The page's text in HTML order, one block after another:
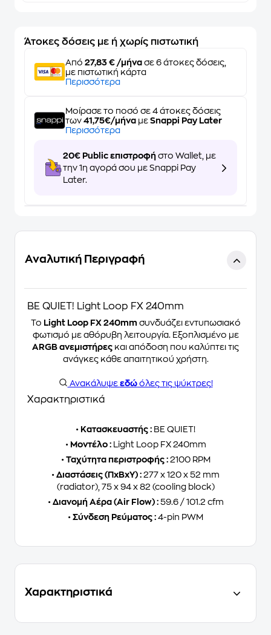
Άτοκες δόσεις με ή χωρίς πιστωτική
Από 27,83 € /μήνα σε 6 άτοκες δόσεις,
με πιστωτική κάρτα
Περισσότερα
Μοίρασε το ποσό σε 4 άτοκες δόσεις
των 41,75€/μήνα με Snappi Pay Later
Περισσότερα
20€ Public επιστροφή στο Wallet, με
την 1η αγορά σου με Snappi Pay
Later.
Αναλυτική Περιγραφή
BE QUIET! Light Loop FX 240mm
Το Light Loop FX 240mm συνδυάζει εντυπωσιακό
φωτισμό με αθόρυβη λειτουργία. Εξοπλισμένο με
ARGB ανεμιστήρες και απόδοση που καλύπτει τις
ανάγκες κάθε απαιτητικού χρήστη.
Ανακάλυψε εδώόλες τις ψύκτρες!
Χαρακτηριστικά
• Κατασκευαστής : BE QUIET!
•Μοντέλο :Light Loop FX 240mm
•Ταχύτητα περιστροφής :2100 RPM
• Διαστάσεις (ΠxΒxΥ) : 277 x 120 x 52 mm
(radiator), 75 x 94 x 82 (cooling block)
•Διανομή Αέρα (Air Flow) :59.6 / 101.2 cfm
• Σύνδεση Ρεύματος : 4-pin PWM
Χαρακτηριστικά